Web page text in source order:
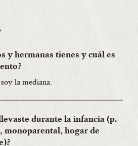
y hermanas tienes y cuál es
la mediana.
durante la infancia (p.
monoparental, hogar de